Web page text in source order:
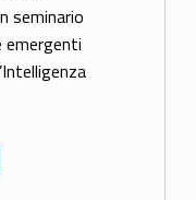
seminario
emergenti